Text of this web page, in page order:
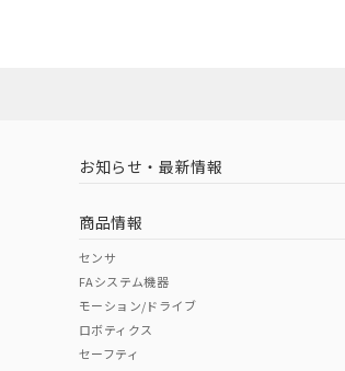
中国 RoHS 注意事項・凡例
中国 RoHS表
Pb Hg
（イギリス
（ノルウェー
お知らせ・最新情報
商品情報
センサ
FAシステム機器
モーション/ドライブ
ロボティクス
セーフティ